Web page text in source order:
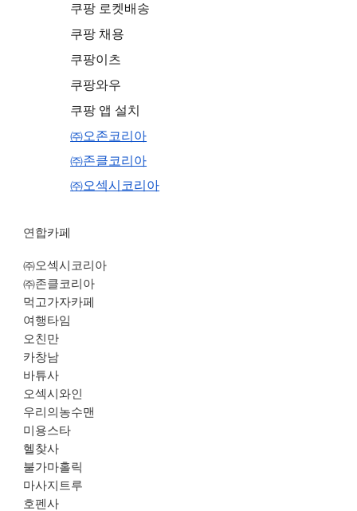
쿠팡 로켓배송
쿠팡 채용
쿠팡이츠
쿠팡와우
쿠팡 앱 설치
㈜오존코리아
㈜존클코리아
㈜오섹시코리아
연합카페
㈜오섹시코리아
㈜존클코리아
먹고가자카페
여행타임
오친만
카창남
바튜사
오섹시와인
우리의농수맨
미용스타
헬찾사
불가마홀릭
마사지트루
호펜사